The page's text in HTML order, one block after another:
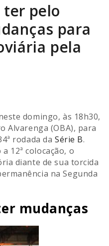
ter pelo
para
pela
domingo, às 18h30,
Alvarenga (OBA), para
rodada da Série B.
12ª colocação, o
diante de sua torcida
na Segunda
mudanças